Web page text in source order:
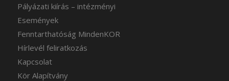
Pályázati kiírás – intézményi
Események
Fenntarthatóság MindenKOR
Hírlevél feliratkozás
Kapcsolat
Kör Alapítvány